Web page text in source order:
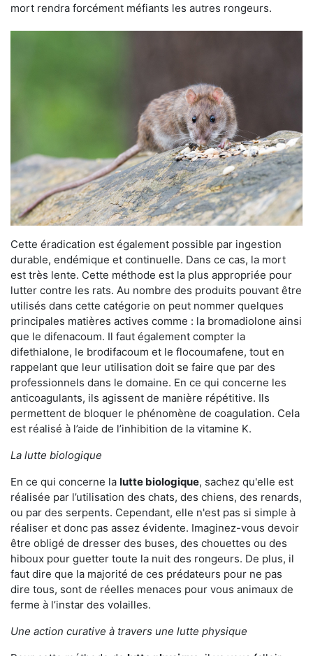
mort rendra forcément méfiants les autres rongeurs.
Cette éradication est également possible par ingestion
durable, endémique et continuelle. Dans ce cas, la mort
est très lente. Cette méthode est la plus appropriée pour
lutter contre les rats. Au nombre des produits pouvant être
utilisés dans cette catégorie on peut nommer quelques
principales matières actives comme : la bromadiolone ainsi
que le difenacoum. Il faut également compter la
difethialone, le brodifacoum et le flocoumafene, tout en
rappelant que leur utilisation doit se faire que par des
professionnels dans le domaine. En ce qui concerne les
anticoagulants, ils agissent de manière répétitive. Ils
permettent de bloquer le phénomène de coagulation. Cela
est réalisé à l’aide de l’inhibition de la vitamine K.
La lutte biologique
En ce qui concerne la lutte biologique, sachez qu'elle est
réalisée par l’utilisation des chats, des chiens, des renards,
ou par des serpents. Cependant, elle n'est pas si simple à
réaliser et donc pas assez évidente. Imaginez-vous devoir
être obligé de dresser des buses, des chouettes ou des
hiboux pour guetter toute la nuit des rongeurs. De plus, il
faut dire que la majorité de ces prédateurs pour ne pas
dire tous, sont de réelles menaces pour vous animaux de
ferme à l’instar des volailles.
Une action curative à travers une lutte physique